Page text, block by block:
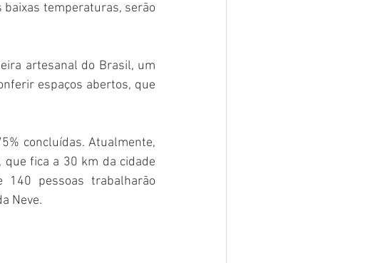
baixas temperaturas, serão
artesanal do Brasil, um
espaços abertos, que
concluídas. Atualmente,
fica a 30 km da cidade
140 pessoas trabalharão
Neve.